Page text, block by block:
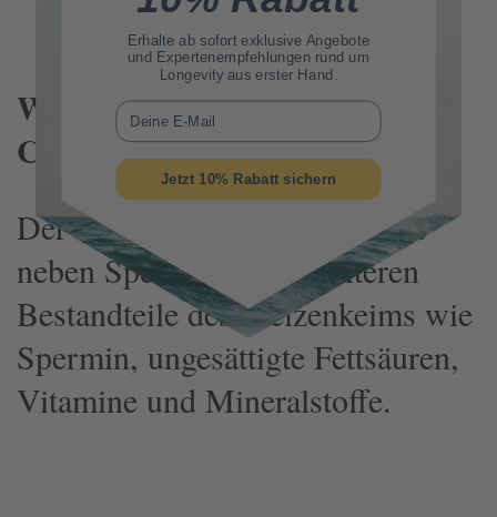
Woraus besteht der CelVio
Complex®?
DerCelVio Complex
enthält
neben Spermidin alle weiteren
Bestandteile des Weizenkeims wie
Spermin, ungesättigte Fettsäuren,
Vitamine und Mineralstoffe.
Erhalte ab sofortexklusive Angebote
und Expertenempfehlungen rund um
Longevity aus erster Hand.
E-Mail
Jetzt 10% Rabatt sichern